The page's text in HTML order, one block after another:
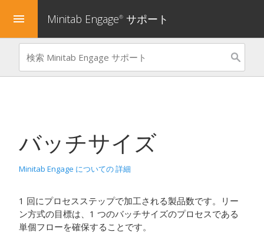
menu Minitab Engage® サポート
バッチサイズ
Minitab Engage についての 詳細
1 回にプロセスステップで加工される製品数です。リー
ン方式の目標は、1 つのバッチサイズのプロセスである
単個フローを確保することです。